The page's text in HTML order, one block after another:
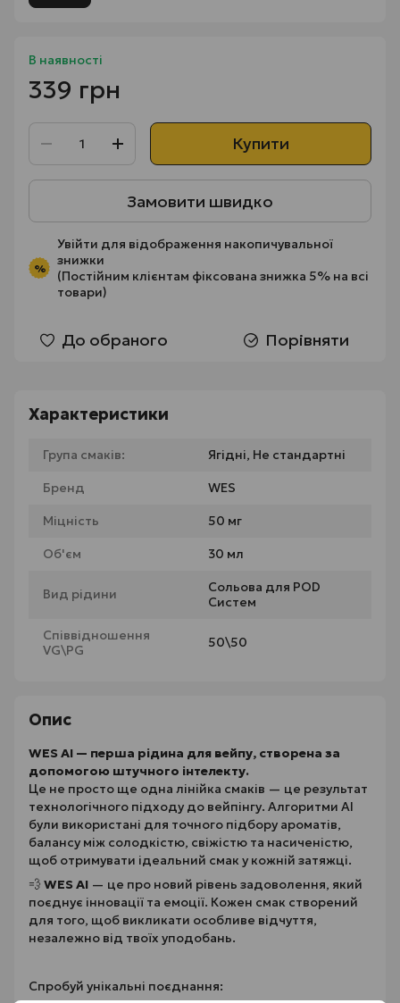
В наявності
339 грн
Купити
Замовити швидко
%
Увійти для відображення накопичувальної
знижки
(Постійним клієнтам фіксована знижка 5% на всі
товари)
До обраного Порівняти
Характеристики
Група смаків: Ягідні, Не стандартні
Бренд WES
Міцність 50 мг
Об'єм 30 мл
Вид рідини
Сольова для POD
Систем
Співвідношення
VG\PG
50\50
Опис
WES AI — перша рідина для вейпу, створена за
допомогою штучного інтелекту.
Це не просто ще одна лінійка смаків — це результат
технологічного підходу до вейпінгу. Алгоритми AI
були використані для точного підбору ароматів,
балансу між солодкістю, свіжістю та насиченістю,
щоб отримувати ідеальний смак у кожній затяжці.
💨 WES AI — це про новий рівень задоволення, який
поєднує інновації та емоції. Кожен смак створений
для того, щоб викликати особливе відчуття,
незалежно від твоїх уподобань.
Спробуй унікальні поєднання: